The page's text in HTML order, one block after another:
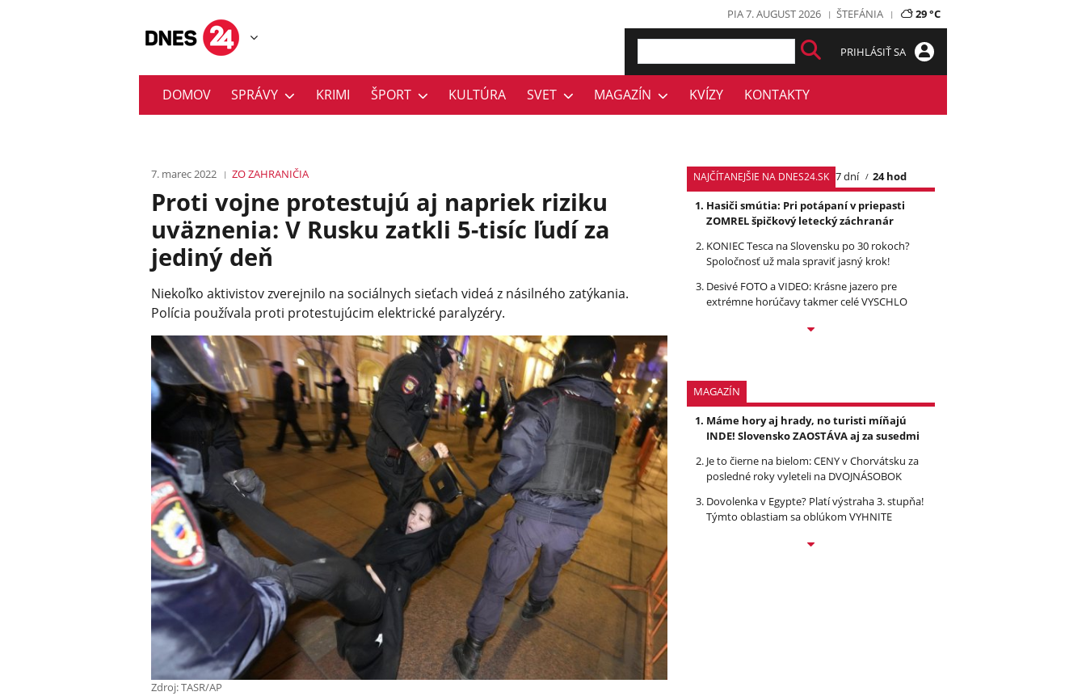
PIA 7. AUGUST 2026 ŠTEFÁNIA 29 °C
PRIHLÁSIŤ SA
DOMOV SPRÁVY KRIMI ŠPORT KULTÚRA SVET MAGAZÍN KVÍZY KONTAKTY
7. marec 2022 ZO ZAHRANIČIA
Proti vojne protestujú aj napriek riziku
uväznenia: V Rusku zatkli 5-tisíc ľudí za
jediný deň
Niekoľko aktivistov zverejnilo na sociálnych sieťach videá z násilného zatýkania.
Polícia používala proti protestujúcim elektrické paralyzéry.
Zdroj: TASR/AP
NAJČÍTANEJŠIE NA DNES24.SK 7 dní
24 hod
Hasiči smútia: Pri potápaní v priepasti
ZOMREL špičkový letecký záchranár
KONIEC Tesca na Slovensku po 30 rokoch?
Spoločnosť už mala spraviť jasný krok!
Desivé FOTO a VIDEO: Krásne jazero pre
extrémne horúčavy takmer celé VYSCHLO
MAGAZÍN
Máme hory aj hrady, no turisti míňajú
INDE! Slovensko ZAOSTÁVA aj za susedmi
Je to čierne na bielom: CENY v Chorvátsku za
posledné roky vyleteli na DVOJNÁSOBOK
Dovolenka v Egypte? Platí výstraha 3. stupňa!
Týmto oblastiam sa oblúkom VYHNITE